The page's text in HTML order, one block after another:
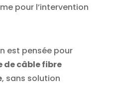
pour l’intervention
est pensée pour
de câble fibre
, sans solution